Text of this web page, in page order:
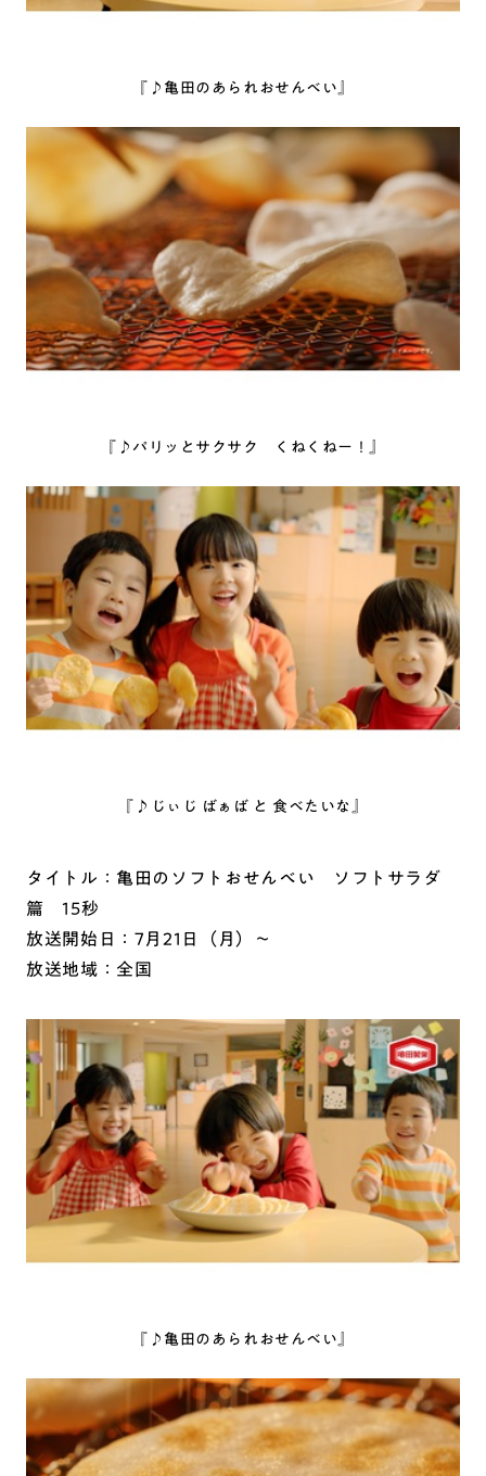
『♪亀田のあられおせんべい』
『♪パリッとサクサク くねくねー！』
『♪じぃじ ばぁば と 食べたいな』
タイトル：亀田のソフトおせんべい ソフトサラダ
篇 15秒
放送開始日：7月21日（月）～
放送地域：全国
『♪亀田のあられおせんべい』